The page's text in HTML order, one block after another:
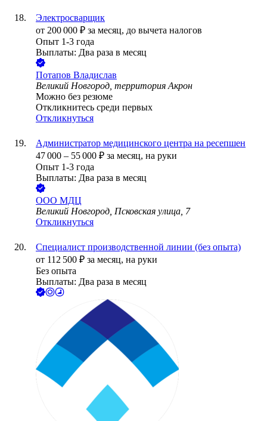
Электросварщик
от 200 000 ₽ за месяц, до вычета налогов
Опыт 1-3 года
Выплаты: Два раза в месяц
Потапов Владислав
Великий Новгород, территория Акрон
Можно без резюме
Откликнитесь среди первых
Откликнуться
Администратор медицинского центра на ресепшен
47 000 – 55 000 ₽ за месяц, на руки
Опыт 1-3 года
Выплаты: Два раза в месяц
ООО МДЦ
Великий Новгород, Псковская улица, 7
Откликнуться
Специалист производственной линии (без опыта)
от 112 500 ₽ за месяц, на руки
Без опыта
Выплаты: Два раза в месяц